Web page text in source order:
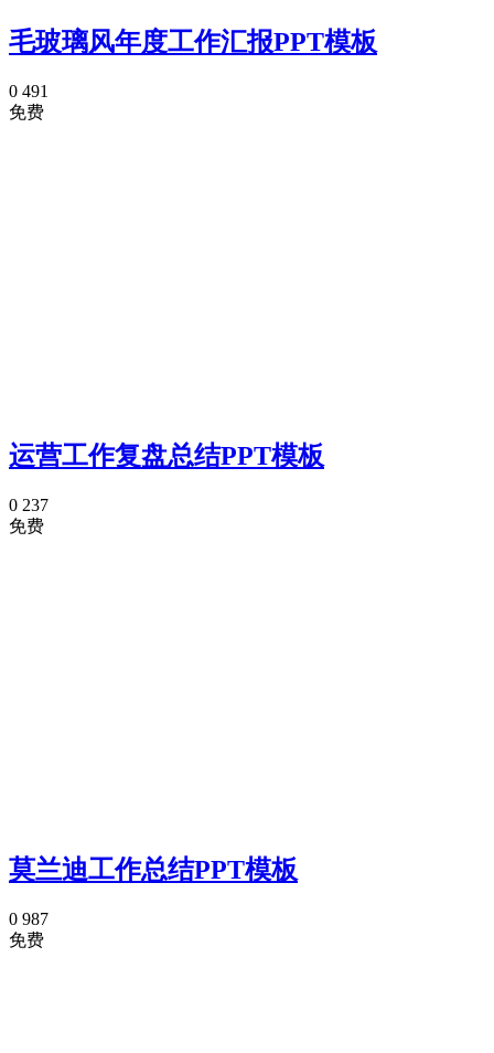
毛玻璃风年度工作汇报PPT模板
0 491
免费
运营工作复盘总结PPT模板
0 237
免费
莫兰迪工作总结PPT模板
0 987
免费